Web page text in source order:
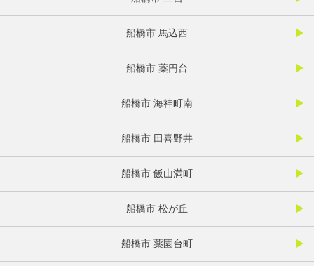
船橋市 馬込西
船橋市 薬円台
船橋市 海神町南
船橋市 田喜野井
船橋市 飯山満町
船橋市 松が丘
船橋市 薬園台町